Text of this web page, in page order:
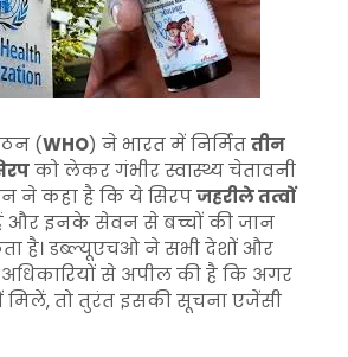
(WHO) ने भारत में निर्मिततीन
को लेकर गंभीर स्वास्थ्य चेतावनी
ने कहा है कि ये सिरपजहरीले तत्वों
और इनके सेवन से बच्चों की जान
है। डब्ल्यूएचओ ने सभी देशों और
अधिकारियों से अपील की है कि अगर
मिलें, तो तुरंत इसकी सूचना एजेंसी